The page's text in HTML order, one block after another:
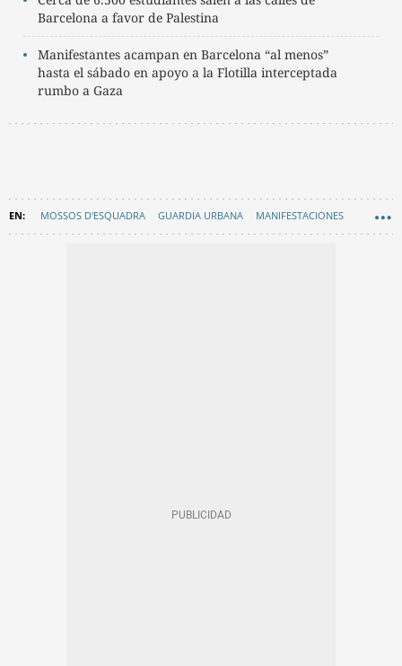
Barcelona a favor de Palestina
Manifestantes acampan en Barcelona “al menos”
hasta el sábado en apoyo a la Flotilla interceptada
rumbo a Gaza
MOSSOS D'ESQUADRA GUARDIA URBANA MANIFESTACIONES